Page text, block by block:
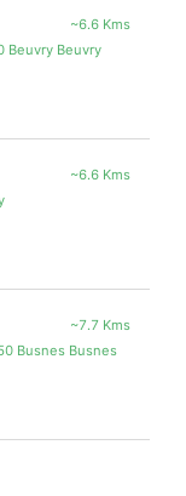
~6.6 Kms
Beuvry Beuvry
~6.6 Kms
~7.7 Kms
Busnes Busnes